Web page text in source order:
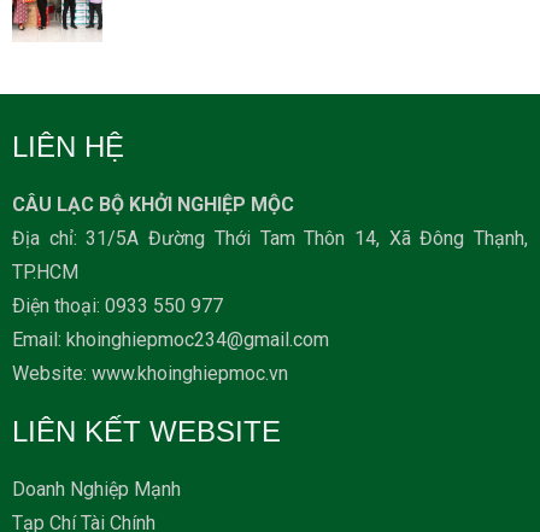
LIÊN HỆ
CÂU LẠC BỘ KHỞI NGHIỆP MỘC
Địa chỉ: 31/5A Đường Thới Tam Thôn 14, Xã Đông Thạnh,
TP.HCM
Ðiện thoại: 0933 550 977
Email: khoinghiepmoc234@gmail.com
Website: www.khoinghiepmoc.vn
LIÊN KẾT WEBSITE
Doanh Nghiệp Mạnh
Tạp Chí Tài Chính